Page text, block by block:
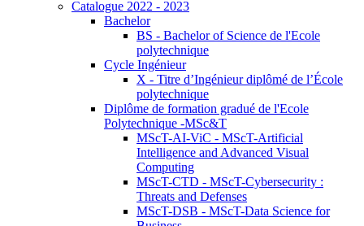
Catalogue 2022 - 2023
Bachelor
BS - Bachelor of Science de l'Ecole
polytechnique
Cycle Ingénieur
X - Titre d’Ingénieur diplômé de l’École
polytechnique
Diplôme de formation gradué de l'Ecole
Polytechnique -MSc&T
MScT-AI-ViC - MScT-Artificial
Intelligence and Advanced Visual
Computing
MScT-CTD - MScT-Cybersecurity :
Threats and Defenses
MScT-DSB - MScT-Data Science for